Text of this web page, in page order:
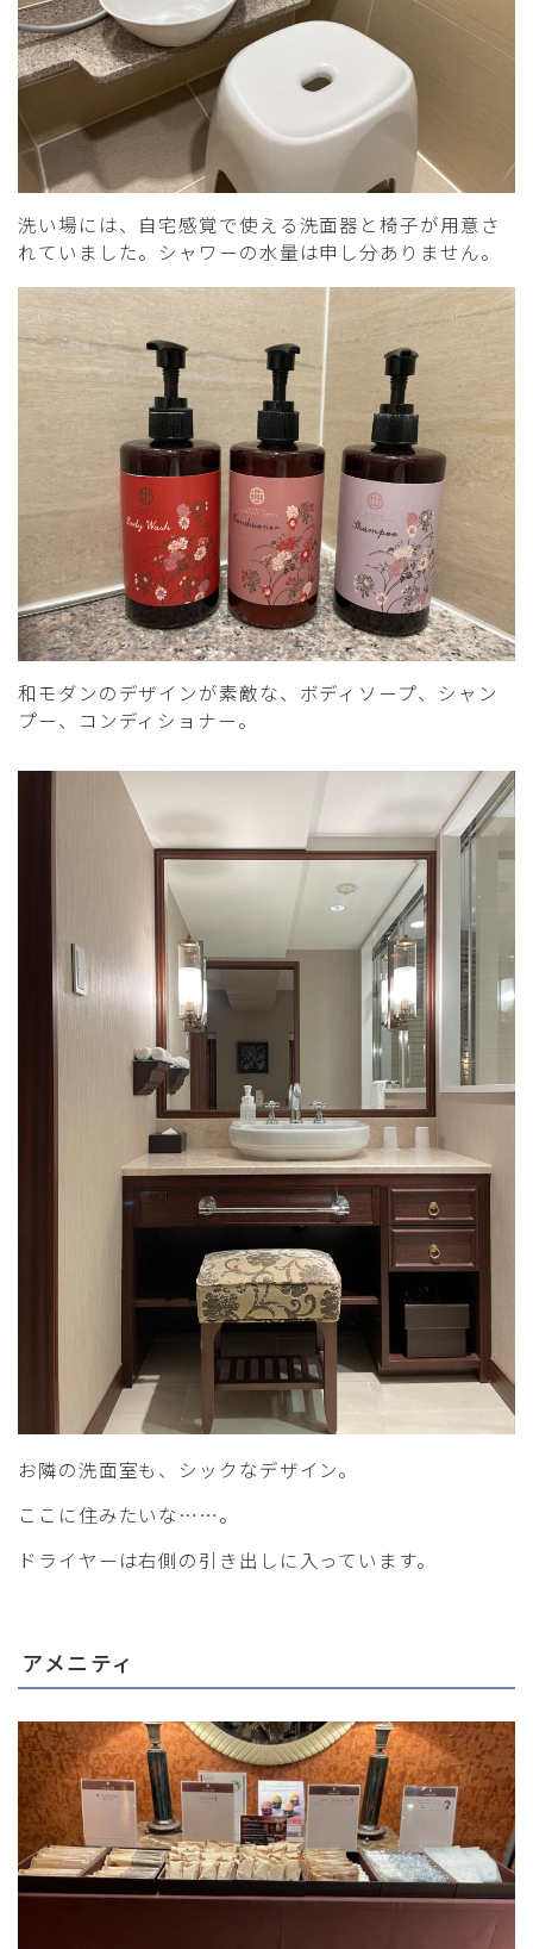
洗い場には、自宅感覚で使える洗面器と椅子が用意さ
れていました。シャワーの水量は申し分ありません。
和モダンのデザインが素敵な、ボディソープ、シャン
プー、コンディショナー。
お隣の洗面室も、シックなデザイン。
ここに住みたいな……。
ドライヤーは右側の引き出しに入っています。
アメニティ